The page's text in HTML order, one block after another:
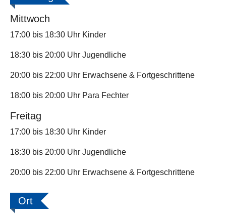
Mittwoch
17:00 bis 18:30 Uhr Kinder
18:30 bis 20:00 Uhr Jugendliche
20:00 bis 22:00 Uhr Erwachsene & Fortgeschrittene
18:00 bis 20:00 Uhr Para Fechter
Freitag
17:00 bis 18:30 Uhr Kinder
18:30 bis 20:00 Uhr Jugendliche
20:00 bis 22:00 Uhr Erwachsene & Fortgeschrittene
Ort